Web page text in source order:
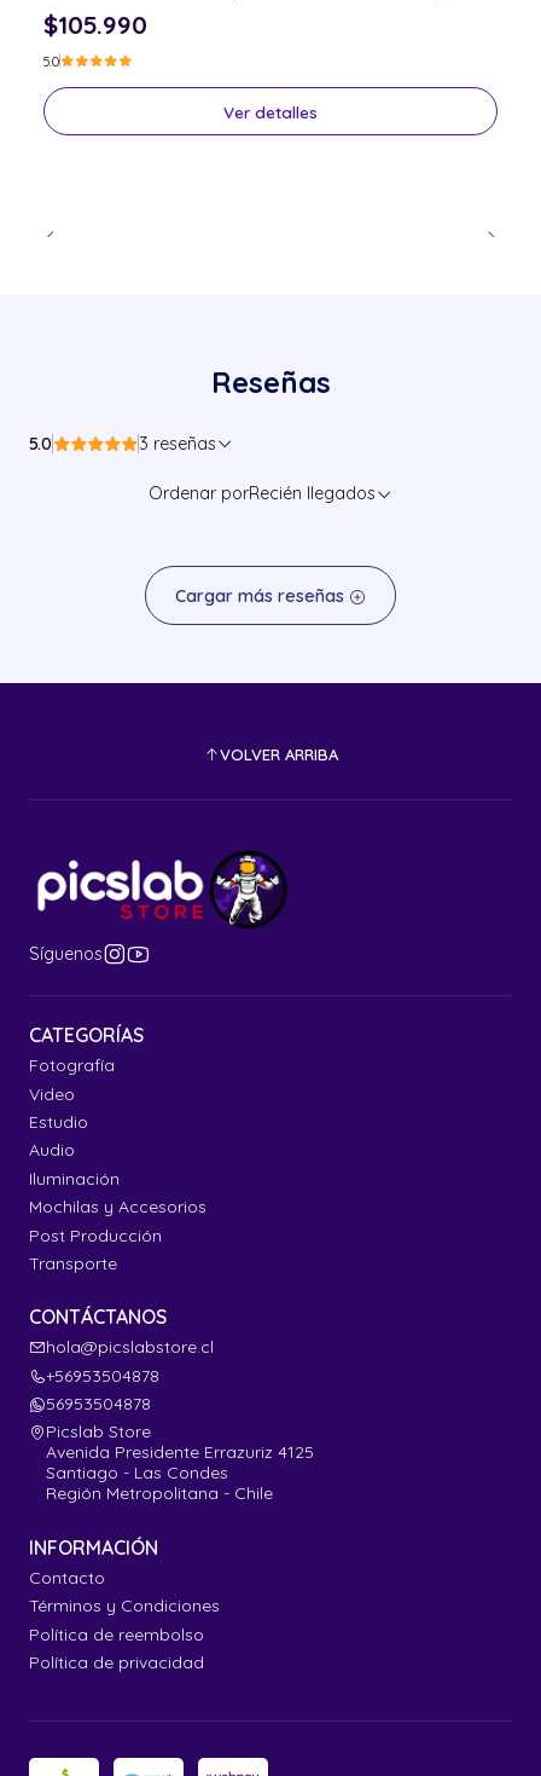
$105.990
5.0
Ver detalles
Reseñas
5.0 3 reseñas
Ordenar porRecién llegados
Cargar más reseñas
VOLVER ARRIBA
Síguenos
CATEGORÍAS
Fotografía
Video
Estudio
Audio
Iluminación
Mochilas y Accesorios
Post Producción
Transporte
CONTÁCTANOS
hola@picslabstore.cl
+56953504878
56953504878
Picslab Store
Avenida Presidente Errazuriz 4125
Santiago - Las Condes
Región Metropolitana - Chile
INFORMACIÓN
Contacto
Términos y Condiciones
Política de reembolso
Política de privacidad